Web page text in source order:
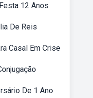
12 Anos
De Reis
Casal Em Crise
De 1 Ano